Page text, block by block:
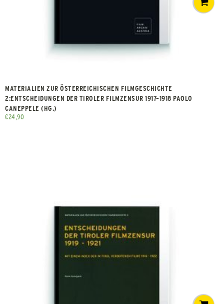
MATERIALIEN ZUR ÖSTERREICHISCHEN FILMGESCHICHTE
2:ENTSCHEIDUNGEN DER TIROLER FILMZENSUR 1917–1918 PAOLO
CANEPPELE (HG.)
€24,90